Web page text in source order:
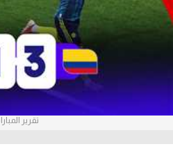
آراء حرة
ركن الألعاب
بطولات
أمريكا 2026 تقرير